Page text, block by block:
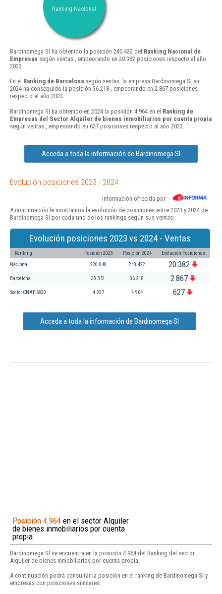
Ranking Nacional
Bardinomega Sl ha obtenido la posición 240.422 del Ranking Nacional de
Empresas según ventas , empeorando en 20.382 posiciones respecto al año
2023.
En el Ranking de Barcelona según ventas, la empresa Bardinomega Sl en
2024 ha conseguido la posición 36.218 , empeorando en 2.867 posiciones
respecto al año 2023.
Bardinomega Sl ha obtenido en 2024 la posición 4.964 en el Ranking de
Empresas del Sector Alquiler de bienes inmobiliarios por cuenta propia
según ventas , empeorando en 627 posiciones respecto al año 2023.
Acceda a toda la información de Bardinomega Sl
Evolución posiciones 2023 - 2024
Información ofrecida por
A continuación le mostramos la evolución de posiciones entre 2023 y 2024 de
Bardinomega Sl por cada uno de los rankings según sus ventas:
Evolución posiciones 2023 vs 2024 - Ventas
Ranking Posición 2023 Posición 2024 Evolución Posiciones
Nacional 220.040 240.422 20.382
Barcelona 33.351 36.218 2.867
Sector CNAE 6820 4.337 4.964 627
Acceda a toda la información de Bardinomega Sl
Posición 4.964 en el sector Alquiler
de bienes inmobiliarios por cuenta
propia
Bardinomega Sl se encuentra en la posición 4.964 del Ranking del sector
Alquiler de bienes inmobiliarios por cuenta propia.
A continuación podrá consultar la posición en el ranking de Bardinomega Sl y
empresas con posiciones similares: